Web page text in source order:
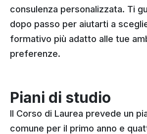
consulenza personalizzata. Ti
dopo passo per aiutarti a
formativo più adatto alle tue
preferenze.
Piani di studio
Il Corso di Laurea prevede un
comune per il primo anno e